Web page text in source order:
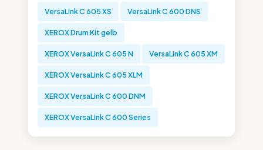
VersaLink C 605 XS VersaLink C 600 DNS
XEROX Drum Kit gelb
XEROX VersaLink C 605 N VersaLink C 605 XM
XEROX VersaLink C 605 XLM
XEROX VersaLink C 600 DNM
XEROX VersaLink C 600 Series